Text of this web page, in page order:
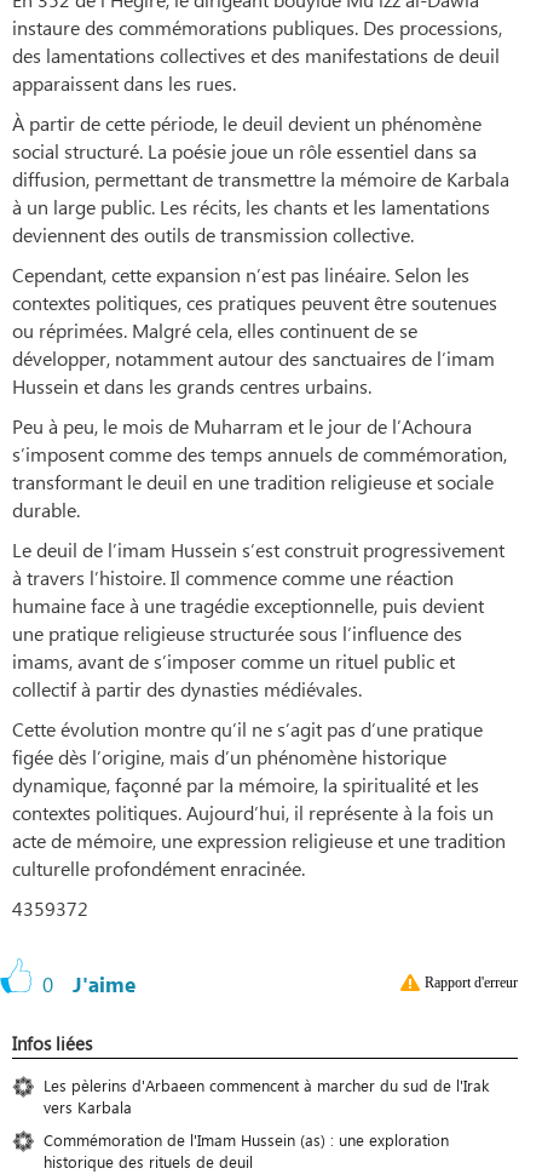
instaure des commémorations publiques. Des processions,
des lamentations collectives et des manifestations de deuil
apparaissent dans les rues.
À partir de cette période, le deuil devient un phénomène
social structuré. La poésie joue un rôle essentiel dans sa
diffusion, permettant de transmettre la mémoire de Karbala
à un large public. Les récits, les chants et les lamentations
deviennent des outils de transmission collective.
Cependant, cette expansion n’est pas linéaire. Selon les
contextes politiques, ces pratiques peuvent être soutenues
ou réprimées. Malgré cela, elles continuent de se
développer, notamment autour des sanctuaires de l’imam
Hussein et dans les grands centres urbains.
Peu à peu, le mois de Muharram et le jour de l’Achoura
s’imposent comme des temps annuels de commémoration,
transformant le deuil en une tradition religieuse et sociale
durable.
Le deuil de l’imam Hussein s’est construit progressivement
à travers l’histoire. Il commence comme une réaction
humaine face à une tragédie exceptionnelle, puis devient
une pratique religieuse structurée sous l’influence des
imams, avant de s’imposer comme un rituel public et
collectif à partir des dynasties médiévales.
Cette évolution montre qu’il ne s’agit pas d’une pratique
figée dès l’origine, mais d’un phénomène historique
dynamique, façonné par la mémoire, la spiritualité et les
contextes politiques. Aujourd’hui, il représente à la fois un
acte de mémoire, une expression religieuse et une tradition
culturelle profondément enracinée.
4359372
0 J'aime Rapport d'erreur
Infos liées
Les pèlerins d'Arbaeen commencent à marcher du sud de l'Irak
vers Karbala
Commémoration de l'Imam Hussein (as) : une exploration
historique des rituels de deuil